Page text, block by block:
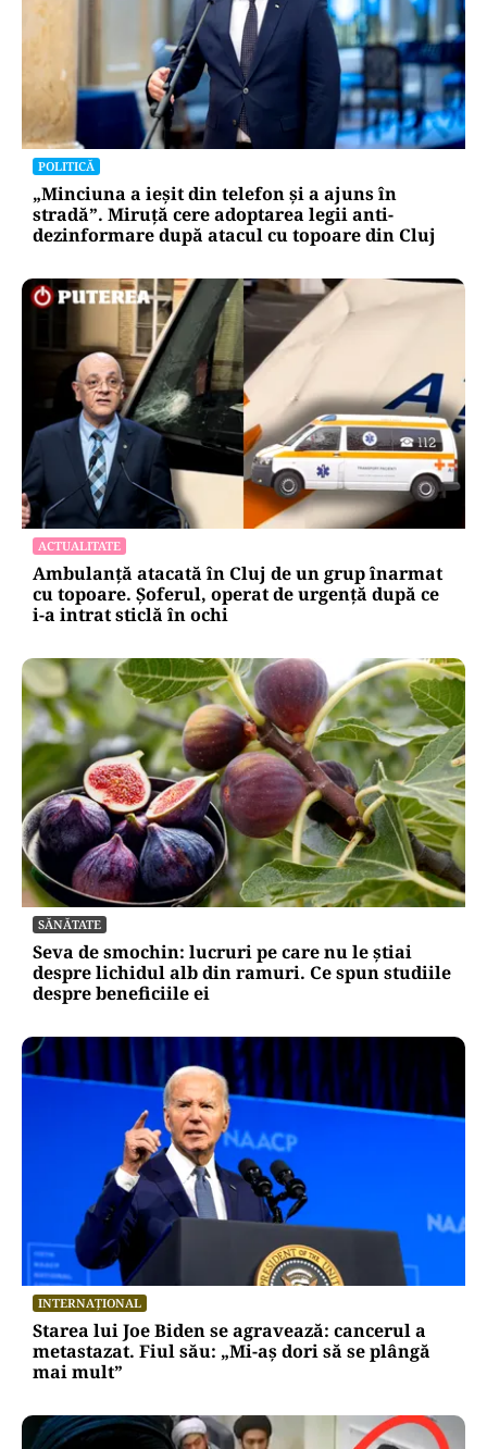
POLITICĂ
„Minciuna a ieșit din telefon și a ajuns în
stradă”. Miruță cere adoptarea legii anti-
dezinformare după atacul cu topoare din Cluj
ACTUALITATE
Ambulanță atacată în Cluj de un grup înarmat
cu topoare. Șoferul, operat de urgență după ce
i-a intrat sticlă în ochi
SĂNĂTATE
Seva de smochin: lucruri pe care nu le știai
despre lichidul alb din ramuri. Ce spun studiile
despre beneficiile ei
INTERNAȚIONAL
Starea lui Joe Biden se agravează: cancerul a
metastazat. Fiul său: „Mi-aș dori să se plângă
mai mult”